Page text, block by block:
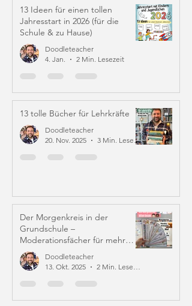
13 Ideen für einen tollen
Jahresstart in 2026 (für die
Schule & zu Hause)
Doodleteacher
4. Jan.
2 Min. Lesezeit
13 tolle Bücher für Lehrkräfte
Doodleteacher
20. Nov. 2025
3 Min. Lesezeit
Der Morgenkreis in der
Grundschule –
Moderationsfächer für mehr
Struktur und Mitverantwortung
Doodleteacher
13. Okt. 2025
2 Min. Lesezeit